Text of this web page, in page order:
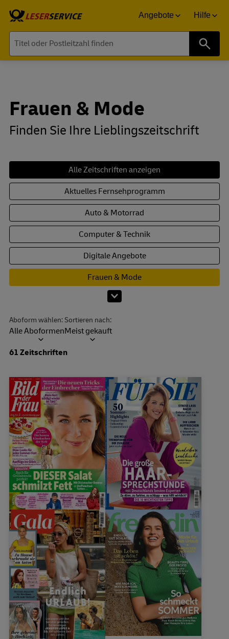
Angebote Hilfe
Frauen & Mode
Finden Sie Ihre Lieblingszeitschrift
Alle Zeitschriften anzeigen
Aktuelles Fernsehprogramm
Auto & Motorrad
Computer & Technik
Digitale Angebote
Frauen & Mode
Mehr Kategorien anzeigen
Aboform wählen:
Alle Aboformen
Sortieren nach:
Meist gekauft
Dropdown öffnen
61 Zeitschriften